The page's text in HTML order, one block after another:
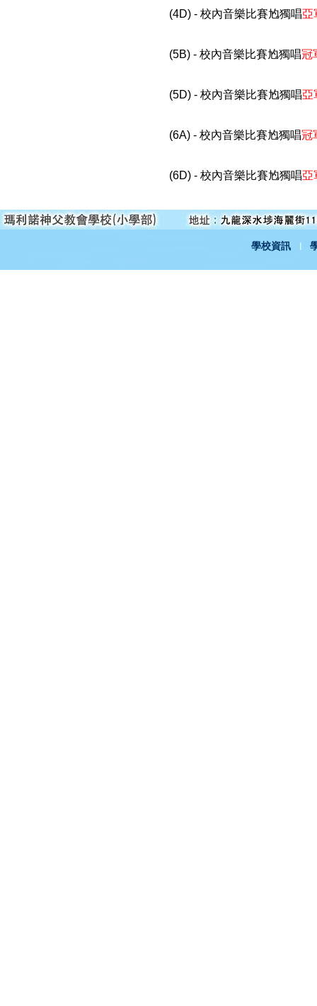
(4D) - 校內音樂比賽尥獨唱亞
(5B) - 校內音樂比賽尥獨唱冠
(5D) - 校內音樂比賽尥獨唱亞
(6A) - 校內音樂比賽尥獨唱冠
(6D) - 校內音樂比賽尥獨唱亞
學校資訊